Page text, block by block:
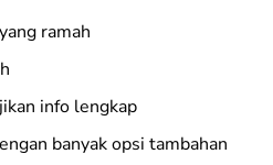
ramah
info lengkap
banyak opsi tambahan